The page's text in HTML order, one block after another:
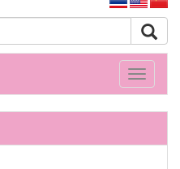
Toggle